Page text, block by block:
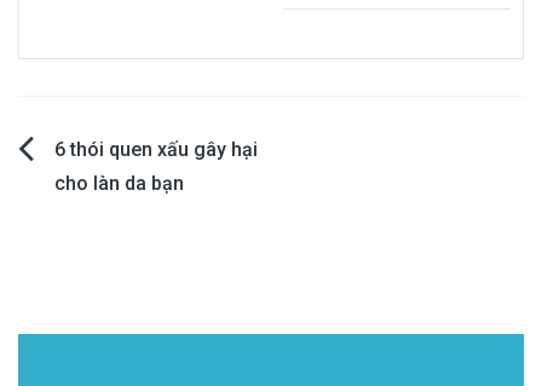
Post
navigation
6 thói quen xấu gây hại
cho làn da bạn